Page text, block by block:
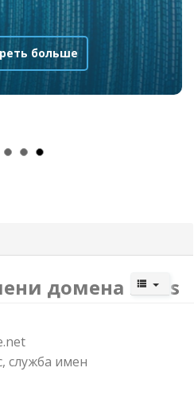
больше
домена в dns
служба имен